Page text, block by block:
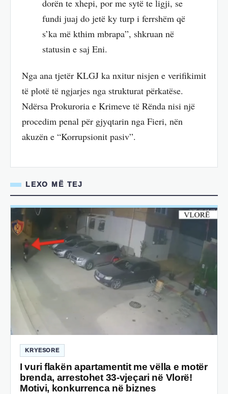
dorën te xhepi, por me sytë te ligji, se
fundi juaj do jetë ky turp i ferrshëm që
s’ka më kthim mbrapa”, shkruan në
statusin e saj Eni.
Nga ana tjetër KLGJ ka nxitur nisjen e verifikimit
të plotë të ngjarjes nga strukturat përkatëse.
Ndërsa Prokuroria e Krimeve të Rënda nisi një
procedim penal për gjyqtarin nga Fieri, nën
akuzën e “Korrupsionit pasiv”.
LEXO MË TEJ
KRYESORE
I vuri flakën apartamentit me vëlla e motër
brenda, arrestohet 33-vjeçari në Vlorë!
Motivi, konkurrenca në biznes